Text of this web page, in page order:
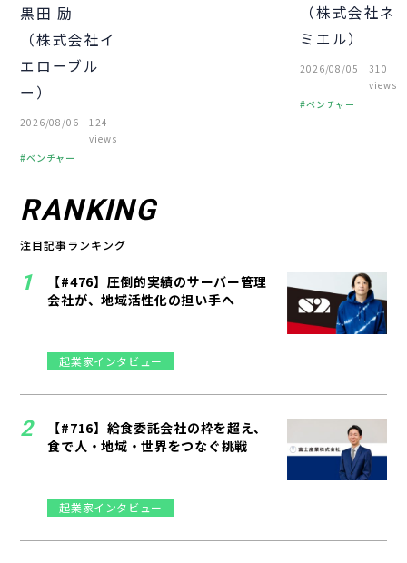
黒田 励
（株式会社イ
エローブル
ー）
2026/08/06
124
views
ベンチャー
経営知識
（株式会社ネ
ミエル）
2026/08/05
310
views
ベンチャー
RANKING
注目記事ランキング
【#476】圧倒的実績のサーバー管理
会社が、地域活性化の担い手へ
起業家インタビュー
【#716】給食委託会社の枠を超え、
食で人・地域・世界をつなぐ挑戦
起業家インタビュー